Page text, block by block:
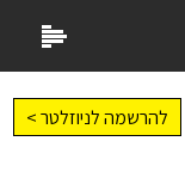
להרשמה לניוזלטר >